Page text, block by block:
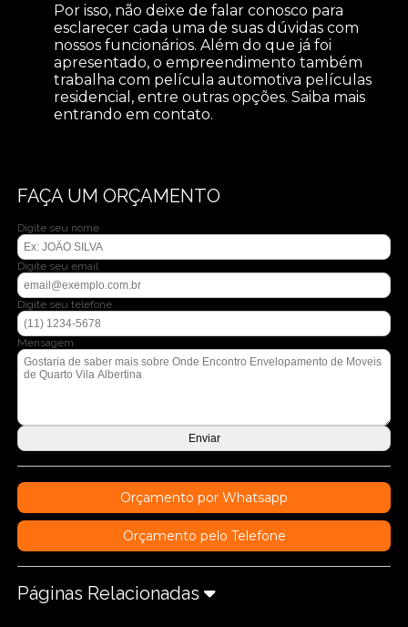
Por isso, não deixe de falar conosco para
esclarecer cada uma de suas dúvidas com
nossos funcionários. Além do que já foi
apresentado, o empreendimento também
trabalha com película automotiva películas
residencial, entre outras opções. Saiba mais
entrando em contato.
FAÇA UM ORÇAMENTO
Digite seu nome
Digite seu email
Digite seu telefone
Mensagem
Orçamento por Whatsapp
Orçamento pelo Telefone
Páginas Relacionadas